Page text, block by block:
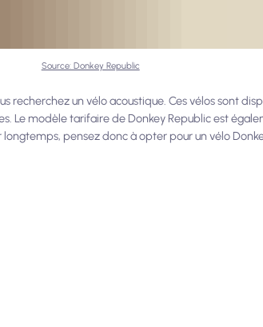
Source: Donkey Republic
recherchez un vélo acoustique. Ces vélos sont
Le modèle tarifaire de Donkey Republic est
pensez donc à opter pour un vélo